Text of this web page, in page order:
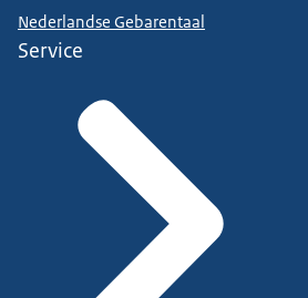
Nederlandse Gebarentaal
Service